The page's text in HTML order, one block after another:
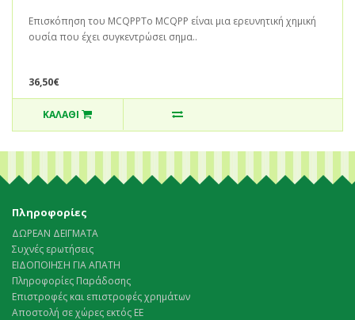
Επισκόπηση του MCQPPΤο MCQPP είναι μια ερευνητική χημική
ουσία που έχει συγκεντρώσει σημα..
36,50€
ΚΑΛΆΘΙ
Πληροφορίες
ΔΩΡΕΑΝ ΔΕΙΓΜΑΤΑ
Συχνές ερωτήσεις
ΕΙΔΟΠΟΙΗΣΗ ΓΙΑ ΑΠΑΤΗ
Πληροφορίες Παράδοσης
Επιστροφές και επιστροφές χρημάτων
Αποστολή σε χώρες εκτός ΕΕ